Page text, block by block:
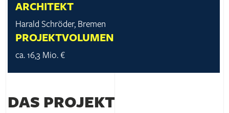
ARCHITEKT
Harald Schröder, Bremen
PROJEKTVOLUMEN
ca. 16,3 Mio. €
DAS PROJEKT